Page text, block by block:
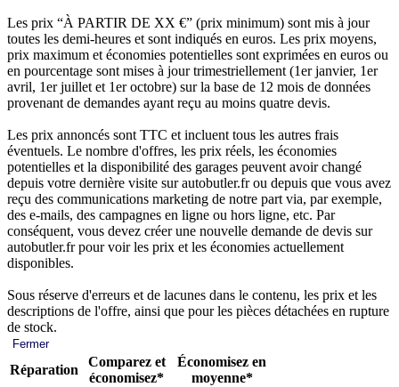
Les prix “À PARTIR DE XX €” (prix minimum) sont mis à jour
toutes les demi-heures et sont indiqués en euros. Les prix moyens,
prix maximum et économies potentielles sont exprimées en euros ou
en pourcentage sont mises à jour trimestriellement (1er janvier, 1er
avril, 1er juillet et 1er octobre) sur la base de 12 mois de données
provenant de demandes ayant reçu au moins quatre devis.
Les prix annoncés sont TTC et incluent tous les autres frais
éventuels. Le nombre d'offres, les prix réels, les économies
potentielles et la disponibilité des garages peuvent avoir changé
depuis votre dernière visite sur autobutler.fr ou depuis que vous avez
reçu des communications marketing de notre part via, par exemple,
des e-mails, des campagnes en ligne ou hors ligne, etc. Par
conséquent, vous devez créer une nouvelle demande de devis sur
autobutler.fr pour voir les prix et les économies actuellement
disponibles.
Sous réserve d'erreurs et de lacunes dans le contenu, les prix et les
descriptions de l'offre, ainsi que pour les pièces détachées en rupture
de stock.
Fermer
Réparation
Comparez et
économisez*
Économisez en
moyenne*